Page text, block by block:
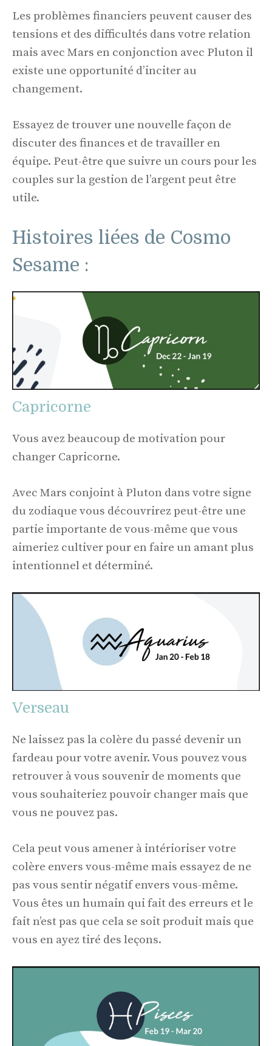
Les problèmes financiers peuvent causer des
tensions et des difficultés dans votre relation
mais avec Mars en conjonction avec Pluton il
existe une opportunité d’inciter au
changement.
Essayez de trouver une nouvelle façon de
discuter des finances et de travailler en
équipe. Peut-être que suivre un cours pour les
couples sur la gestion de l’argent peut être
utile.
Histoires liées de Cosmo
Sesame :
Capricorne
Vous avez beaucoup de motivation pour
changer Capricorne.
Avec Mars conjoint à Pluton dans votre signe
du zodiaque vous découvrirez peut-être une
partie importante de vous-même que vous
aimeriez cultiver pour en faire un amant plus
intentionnel et déterminé.
Verseau
Ne laissez pas la colère du passé devenir un
fardeau pour votre avenir. Vous pouvez vous
retrouver à vous souvenir de moments que
vous souhaiteriez pouvoir changer mais que
vous ne pouvez pas.
Cela peut vous amener à intérioriser votre
colère envers vous-même mais essayez de ne
pas vous sentir négatif envers vous-même.
Vous êtes un humain qui fait des erreurs et le
fait n’est pas que cela se soit produit mais que
vous en ayez tiré des leçons.